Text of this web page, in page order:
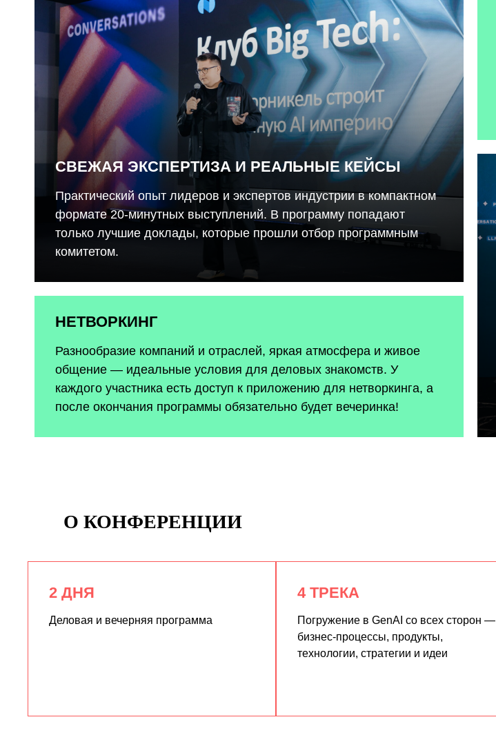
СВЕЖАЯ ЭКСПЕРТИЗА И РЕАЛЬНЫЕ КЕЙСЫ
Практический опыт лидеров и экспертов индустрии в компактном
формате 20-минутных выступлений. В программу попадают
только лучшие доклады, которые прошли отбор программным
комитетом.
НЕТВОРКИНГ
Разнообразие компаний и отраслей, яркая атмосфера и живое
общение — идеальные условия для деловых знакомств. У
каждого участника есть доступ к приложению для нетворкинга, а
после окончания программы обязательно будет вечеринка!
О КОНФЕРЕНЦИИ
2 ДНЯ
Деловая и вечерняя программа
4 ТРЕКА
Погружение в GenAI со всех сторон —
бизнес-процессы, продукты,
технологии, стратегии и идеи